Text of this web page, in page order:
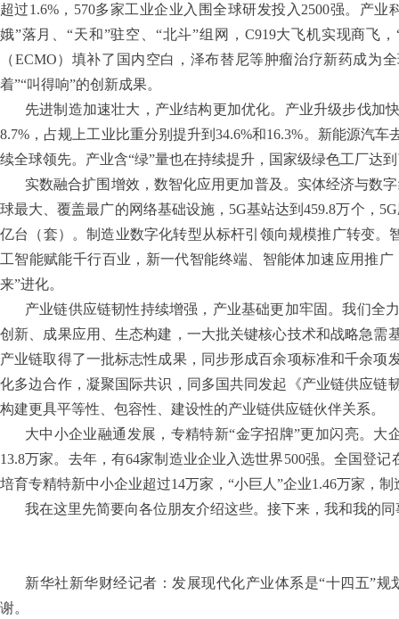
超过1.6%，570多家工业企业入围全球研发投入2500强。产
娥”落月、“天和”驻空、“北斗”组网，C919大飞机实现商飞
（ECMO）填补了国内空白，泽布替尼等肿瘤治疗新药成为
着”“叫得响”的创新成果。
先进制造加速壮大，产业结构更加优化。产业升级步伐加
8.7%，占规上工业比重分别提升到34.6%和16.3%。新能源汽
续全球领先。产业含“绿”量也在持续提升，国家级绿色工厂达
实数融合扩围增效，数智化应用更加普及。实体经济与数
球最大、覆盖最广的网络基础设施，5G基站达到459.8万个，
亿台（套）。制造业数字化转型从标杆引领向规模推广转变
工智能赋能千行百业，新一代智能终端、智能体加速应用推
来”进化。
产业链供应链韧性持续增强，产业基础更加牢固。我们全
创新、成果应用、生态构建，一大批关键核心技术和战略急
产业链取得了一批标志性成果，同步形成百余项标准和千余
化多边合作，凝聚国际共识，同多国共同发起《产业链供应
构建更具平等性、包容性、建设性的产业链供应链伙伴关系。
大中小企业融通发展，专精特新“金字招牌”更加闪亮。
13.8万家。去年，有64家制造业企业入选世界500强。全国登
培育专精特新中小企业超过14万家，“小巨人”企业1.46万家，
我在这里先简要向各位朋友介绍这些。接下来，我和我的
新华社新华财经记者：发展现代化产业体系是“十四五”
谢。